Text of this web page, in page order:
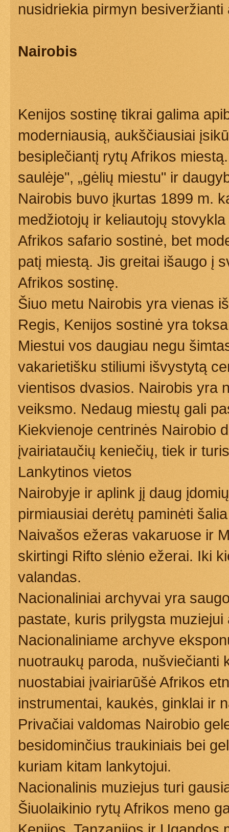
nusidriekia pirmyn besiveržianti
Nairobis
Kenijos sostinę tikrai galima
moderniausią, aukščiausiai
besiplečiantį rytų Afrikos
saulėje", „gėlių miestu" ir
Nairobis buvo įkurtas 1899 m.
medžiotojų ir keliautojų
Afrikos safario sostinė, bet
patį miestą. Jis greitai išaugo į
Afrikos sostinę.
Šiuo metu Nairobis yra vienas
Regis, Kenijos sostinė yra
Miestui vos daugiau negu
vakarietišku stiliumi išvystytą
vientisos dvasios. Nairobis yra
veiksmo. Nedaug miestų gali
Kiekvienoje centrinės Nairobio
įvairiataučių keniečių, tiek ir
Lankytinos vietos
Nairobyje ir aplink jį daug
pirmiausiai derėtų paminėti
Naivašos ežeras vakaruose ir
skirtingi Rifto slėnio ežerai. Iki
valandas.
Nacionaliniai archyvai yra
pastate, kuris prilygsta
Nacionaliniame archyve
nuotraukų paroda, nušviečianti
nuostabiai įvairiarūšė Afrikos
instrumentai, kaukės, ginklai ir
Privačiai valdomas Nairobio
besidominčius traukiniais bei
kuriam kitam lankytojui.
Nacionalinis muziejus turi
Šiuolaikinio rytų Afrikos meno